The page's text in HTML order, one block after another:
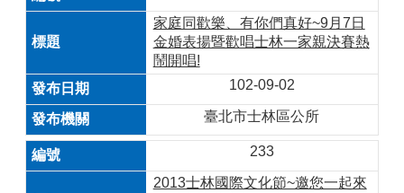
家庭同歡樂、有你們真好~9月7日
金婚表揚暨歡唱士林一家親決賽熱
鬧開唱!
102-09-02
臺北市士林區公所
233
2013士林國際文化節~邀您一起來